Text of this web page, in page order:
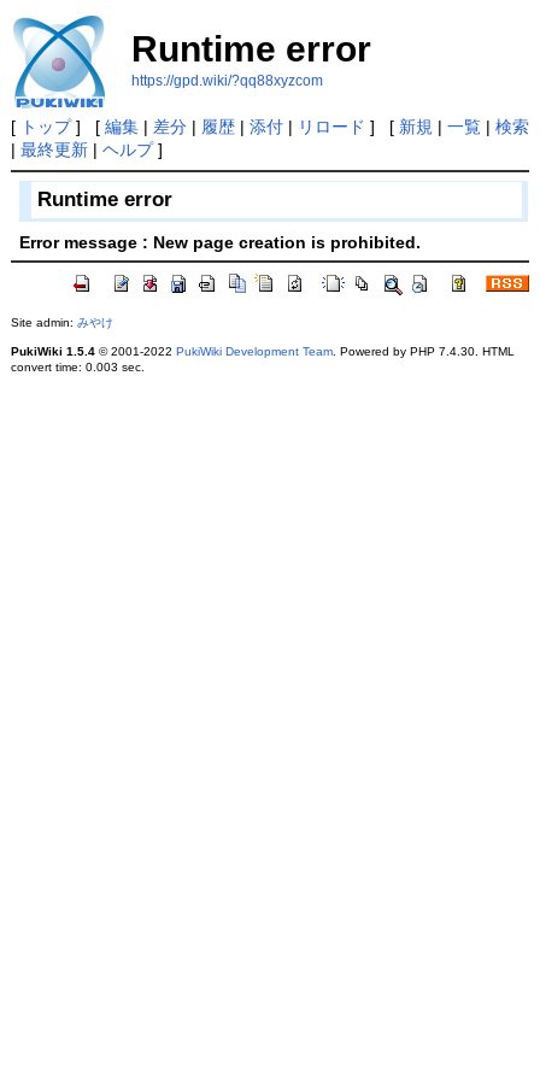
Runtime error
https://gpd.wiki/?qq88xyzcom
[ トップ] [ 編集| 差分| 履歴| 添付| リロード ] [ 新規 | 一覧| 検索
| 最終更新| ヘルプ]
Runtime error
Error message : New page creation is prohibited.
Site admin: みやけ
PukiWiki 1.5.4© 2001-2022 PukiWiki Development Team. Powered by PHP 7.4.30. HTML
convert time: 0.003 sec.